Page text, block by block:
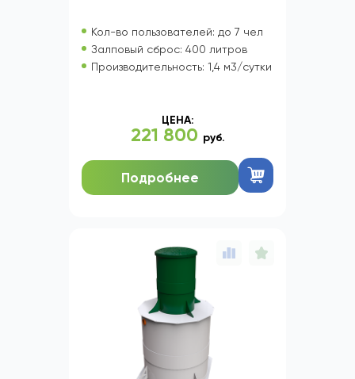
Кол-во пользователей: до 7 чел
Залповый сброс: 400 литров
Производительность: 1,4 м3/сутки
ЦЕНА:
221 800 руб.
Подробнее